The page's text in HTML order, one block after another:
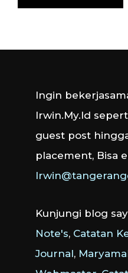
Ingin
Irwin.My.Id
guest post
placement, Bisa
Kunjungi blog
Note's, Catatan
Journal,